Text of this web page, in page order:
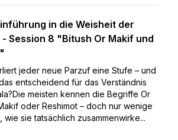
in die Weisheit der
- Session 8 "Bitush Or Makif und
jeder neue Parzuf eine Stufe – und
entscheidend für das Verständnis
meisten kennen die Begriffe Or
oder Reshimot – doch nur wenige
wie sie tatsächlich zusammenwirke...